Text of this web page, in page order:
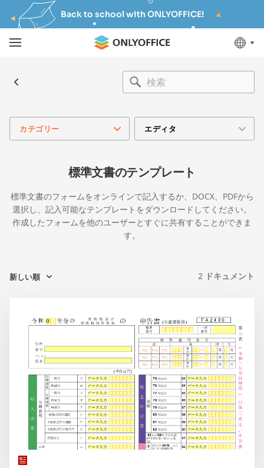
Back to school with ONLYOFFICE!
カテゴリー エディタ
標準文書のテンプレート
標準文書のフォームをオンラインで記入するか、DOCX、PDFから
選択し、記入可能なテンプレートをダウンロードしてください。
作成したフォームを他のユーザーとすぐに共有することができま
す。
新しい順 2 ドキュメント